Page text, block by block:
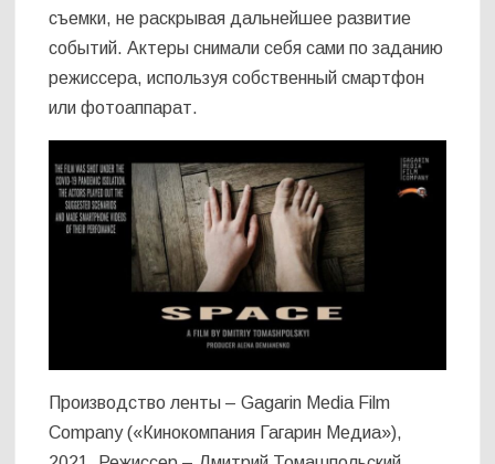
съемки, не раскрывая дальнейшее развитие
событий. Актеры снимали себя сами по заданию
режиссера, используя собственный смартфон
или фотоаппарат.
Производство ленты – Gagarin Media Film
Company («Кинокомпания Гагарин Медиа»),